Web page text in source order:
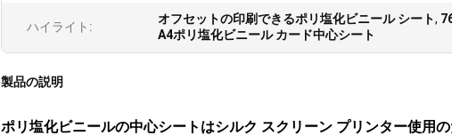
ハイライト:
オフセットの印刷できるポリ塩化ビニール シート,
A4ポリ塩化ビニール カード中心シート
製品の説明
ポリ塩化ビニールの中心シートはシルク スクリーン プリンター使用